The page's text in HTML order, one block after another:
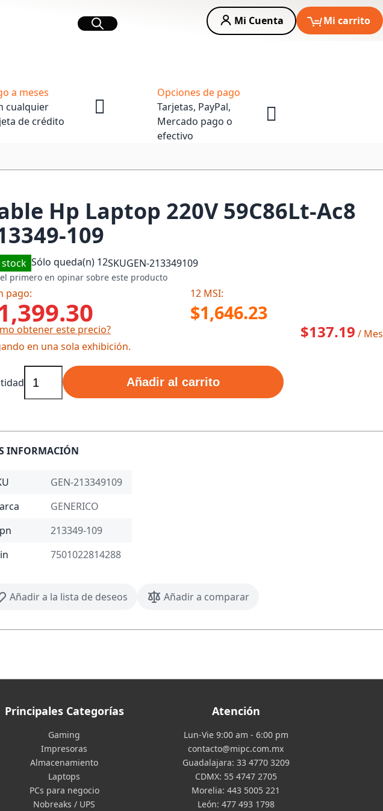
Buscar
Mi Cuenta Mi carrito
a meses
cualquier
de crédito
Opciones de pago
Tarjetas, PayPal,
Mercado pago o
efectivo
Hp Laptop 220V 59C86Lt-Ac8
109
stock Sólo queda(n) 12SKUGEN-213349109
primero en opinar sobre este producto
pago: 12 MSI:
$1,646.23
obtener este precio?
en una sola exhibición.
$137.19 / Mes
Añadir al carrito
INFORMACIÓN
GEN-213349109
GENERICO
213349-109
7501022814288
Añadir a la lista de deseos Añadir a comparar
Principales Categorías
Gaming
Impresoras
Almacenamiento
Laptops
PCs para negocio
Nobreaks / UPS
Atención
Lun-Vie 9:00 am - 6:00 pm
contacto@mipc.com.mx
Guadalajara: 33 4770 3209
CDMX: 55 4747 2705
Morelia: 443 5005 221
León: 477 493 1798